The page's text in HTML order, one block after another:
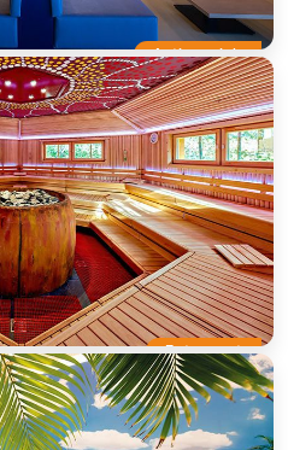
Actionreich
Entspannt